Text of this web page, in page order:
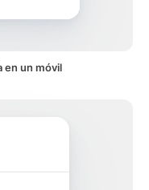
en un móvil